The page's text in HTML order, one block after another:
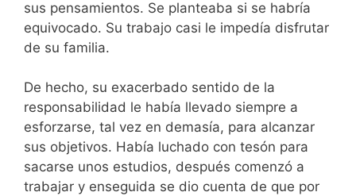
sus pensamientos. Se planteaba si se habría
equivocado. Su trabajo casi le impedía disfrutar
de su familia.
De hecho, su exacerbado sentido de la
responsabilidad le había llevado siempre a
esforzarse, tal vez en demasía, para alcanzar
sus objetivos. Había luchado con tesón para
sacarse unos estudios, después comenzó a
trabajar y enseguida se dio cuenta de que por